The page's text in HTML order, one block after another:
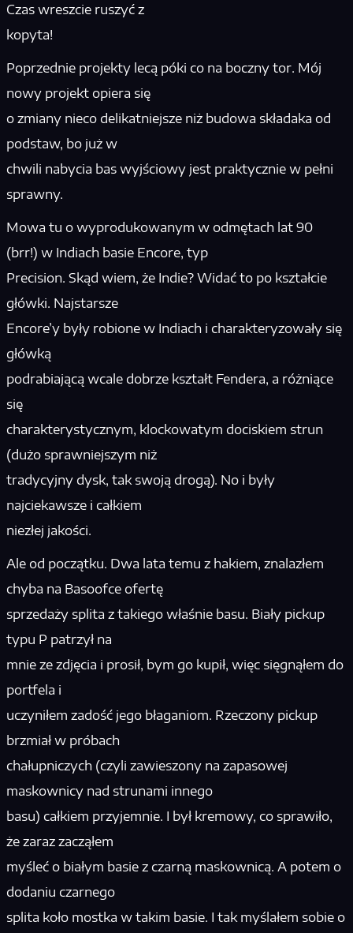
Czas wreszcie ruszyć z
kopyta!
Poprzednie projekty lecą póki co na boczny tor. Mój
nowy projekt opiera się
o zmiany nieco delikatniejsze niż budowa składaka od
podstaw, bo już w
chwili nabycia bas wyjściowy jest praktycznie w pełni
sprawny.
Mowa tu o wyprodukowanym w odmętach lat 90
(brr!) w Indiach basie Encore, typ
Precision. Skąd wiem, że Indie? Widać to po kształcie
główki. Najstarsze
Encore’y były robione w Indiach i charakteryzowały się
główką
podrabiającą wcale dobrze kształt Fendera, a różniące
się
charakterystycznym, klockowatym dociskiem strun
(dużo sprawniejszym niż
tradycyjny dysk, tak swoją drogą). No i były
najciekawsze i całkiem
niezłej jakości.
Ale od początku. Dwa lata temu z hakiem, znalazłem
chyba na Basoofce ofertę
sprzedaży splita z takiego właśnie basu. Biały pickup
typu P patrzył na
mnie ze zdjęcia i prosił, bym go kupił, więc sięgnąłem do
portfela i
uczyniłem zadość jego błaganiom. Rzeczony pickup
brzmiał w próbach
chałupniczych (czyli zawieszony na zapasowej
maskownicy nad strunami innego
basu) całkiem przyjemnie. I był kremowy, co sprawiło,
że zaraz zacząłem
myśleć o białym basie z czarną maskownicą. A potem o
dodaniu czarnego
splita koło mostka w takim basie. I tak myślałem sobie o